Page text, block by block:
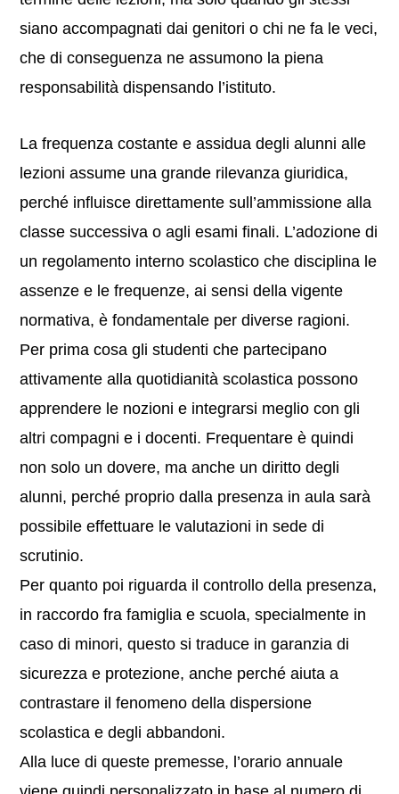
siano accompagnati dai genitori o chi ne fa le veci,
che di conseguenza ne assumono la piena
responsabilità dispensando l’istituto.
La frequenza costante e assidua degli alunni alle
lezioni assume una grande rilevanza giuridica,
perché influisce direttamente sull’ammissione alla
classe successiva o agli esami finali. L’adozione di
un regolamento interno scolastico che disciplina le
assenze e le frequenze, ai sensi della vigente
normativa, è fondamentale per diverse ragioni.
Per prima cosa gli studenti che partecipano
attivamente alla quotidianità scolastica possono
apprendere le nozioni e integrarsi meglio con gli
altri compagni e i docenti. Frequentare è quindi
non solo un dovere, ma anche un diritto degli
alunni, perché proprio dalla presenza in aula sarà
possibile effettuare le valutazioni in sede di
scrutinio.
Per quanto poi riguarda il controllo della presenza,
in raccordo fra famiglia e scuola, specialmente in
caso di minori, questo si traduce in garanzia di
sicurezza e protezione, anche perché aiuta a
contrastare il fenomeno della dispersione
scolastica e degli abbandoni.
Alla luce di queste premesse, l’orario annuale